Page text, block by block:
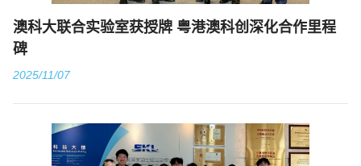
澳科大联合实验室获授牌 粤港澳科创深化合作里程
碑
2025/11/07